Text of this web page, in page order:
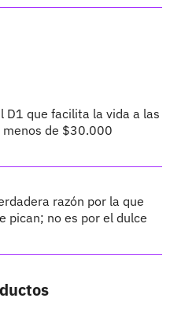
D1 que facilita la vida a las
de $30.000
razón por la que
pican; no es por el dulce